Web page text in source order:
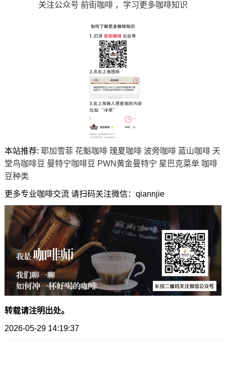
关注公众号 前街咖啡 ，学习更多咖啡知识
本站推荐: 耶加雪菲 花魁咖啡 瑰夏咖啡 波旁咖啡 蓝山咖啡 天
堂鸟咖啡豆 曼特宁咖啡豆 PWN黄金曼特宁 星巴克菜单 咖啡
豆种类
更多专业咖啡交流 请扫码关注微信：qiannjie
转载请注明出处。
2026-05-29 14:19:37